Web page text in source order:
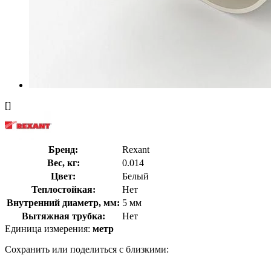
[]
Бренд:
Rexant
Вес, кг:
0.014
Цвет:
Белый
Теплостойкая:
Нет
Внутренний диаметр, мм: 5 мм
Вытяжная трубка:
Нет
Единица измерения: метр
Сохранить или поделиться с близкими: